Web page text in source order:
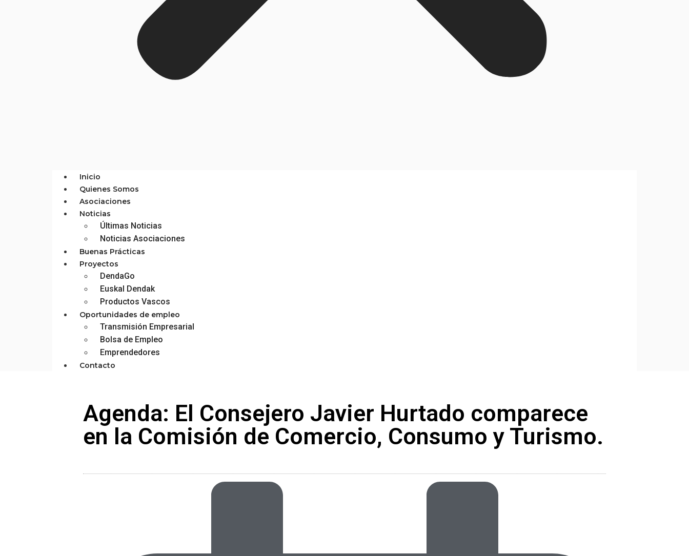
Inicio
Quienes Somos
Asociaciones
Noticias
Últimas Noticias
Noticias Asociaciones
Buenas Prácticas
Proyectos
DendaGo
Euskal Dendak
Productos Vascos
Oportunidades de empleo
Transmisión Empresarial
Bolsa de Empleo
Emprendedores
Contacto
Agenda: El Consejero Javier Hurtado comparece
en la Comisión de Comercio, Consumo y Turismo.